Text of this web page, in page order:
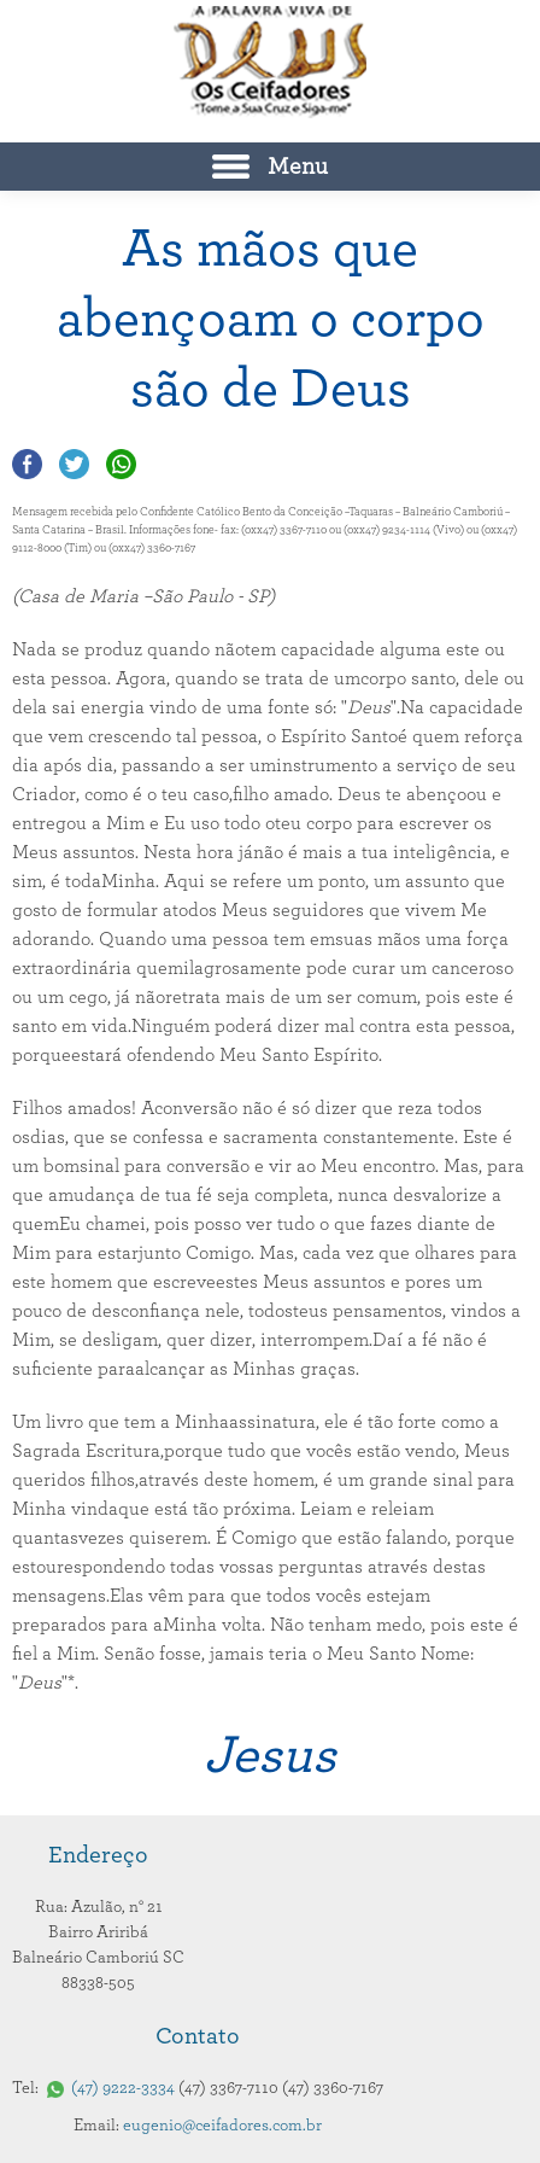
Menu
As mãos que
abençoam o corpo
são de Deus
Mensagem recebida pelo Confidente Católico Bento da Conceição –Taquaras – Balneário Camboriú –
Santa Catarina – Brasil. Informações fone- fax: (0xx47) 3367-7110 ou (0xx47) 9234-1114 (Vivo) ou (0xx47)
9112-8000 (Tim) ou (0xx47) 3360-7167
(Casa de Maria –São Paulo - SP)
Nada se produz quando nãotem capacidade alguma este ou
esta pessoa. Agora, quando se trata de umcorpo santo, dele ou
dela sai energia vindo de uma fonte só: "Deus".Na capacidade
que vem crescendo tal pessoa, o Espírito Santoé quem reforça
dia após dia, passando a ser uminstrumento a serviço de seu
Criador, como é o teu caso,filho amado. Deus te abençoou e
entregou a Mim e Eu uso todo oteu corpo para escrever os
Meus assuntos. Nesta hora jánão é mais a tua inteligência, e
sim, é todaMinha. Aqui se refere um ponto, um assunto que
gosto de formular atodos Meus seguidores que vivem Me
adorando. Quando uma pessoa tem emsuas mãos uma força
extraordinária quemilagrosamente pode curar um canceroso
ou um cego, já nãoretrata mais de um ser comum, pois este é
santo em vida.Ninguém poderá dizer mal contra esta pessoa,
porqueestará ofendendo Meu Santo Espírito.
Filhos amados! Aconversão não é só dizer que reza todos
osdias, que se confessa e sacramenta constantemente. Este é
um bomsinal para conversão e vir ao Meu encontro. Mas, para
que amudança de tua fé seja completa, nunca desvalorize a
quemEu chamei, pois posso ver tudo o que fazes diante de
Mim para estarjunto Comigo. Mas, cada vez que olhares para
este homem que escreveestes Meus assuntos e pores um
pouco de desconfiança nele, todosteus pensamentos, vindos a
Mim, se desligam, quer dizer, interrompem.Daí a fé não é
suficiente paraalcançar as Minhas graças.
Um livro que tem a Minhaassinatura, ele é tão forte como a
Sagrada Escritura,porque tudo que vocês estão vendo, Meus
queridos filhos,através deste homem, é um grande sinal para
Minha vindaque está tão próxima. Leiam e releiam
quantasvezes quiserem. É Comigo que estão falando, porque
estourespondendo todas vossas perguntas através destas
mensagens.Elas vêm para que todos vocês estejam
preparados para aMinha volta. Não tenham medo, pois este é
fiel a Mim. Senão fosse, jamais teria o Meu Santo Nome:
"Deus"*.
Jesus
Endereço
Rua: Azulão, n° 21
Bairro Ariribá
Balneário Camboriú SC
88338-505
Contato
Tel: 47 9222-3334 47 3367-7110 47 3360-7167
Email: eugenio@ceifadores.com.br